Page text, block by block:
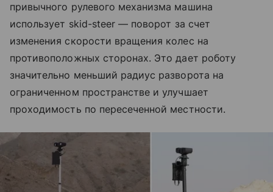
привычного рулевого механизма машина
использует skid-steer — поворот за счет
изменения скорости вращения колес на
противоположных сторонах. Это дает роботу
значительно меньший радиус разворота на
ограниченном пространстве и улучшает
проходимость по пересеченной местности.